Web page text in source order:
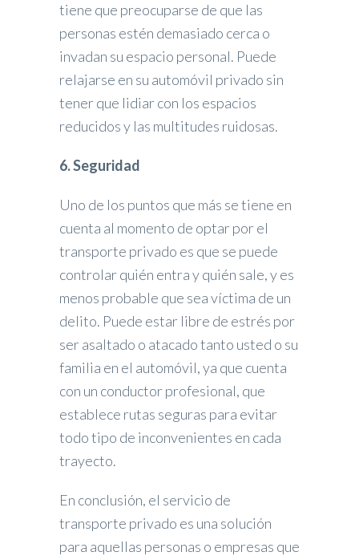
tiene que preocuparse de que las
personas estén demasiado cerca o
invadan su espacio personal. Puede
relajarse en su automóvil privado sin
tener que lidiar con los espacios
reducidos y las multitudes ruidosas.
6. Seguridad
Uno de los puntos que más se tiene en
cuenta al momento de optar por el
transporte privado es que se puede
controlar quién entra y quién sale, y es
menos probable que sea víctima de un
delito. Puede estar libre de estrés por
ser asaltado o atacado tanto usted o su
familia en el automóvil, ya que cuenta
con un conductor profesional, que
establece rutas seguras para evitar
todo tipo de inconvenientes en cada
trayecto.
En conclusión, el servicio de
transporte privado es una solución
para aquellas personas o empresas que